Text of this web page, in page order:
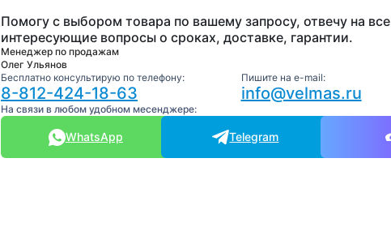
Помогу с выбором товара по вашему запросу, отвечу на все
интересующие вопросы о сроках, доставке, гарантии.
Менеджер по продажам
Олег Ульянов
Бесплатно консультирую по телефону:
8-812-424-18-63
Пишите на e-mail:
info@velmas.ru
На связи в любом удобном месенджере:
WhatsApp Telegram